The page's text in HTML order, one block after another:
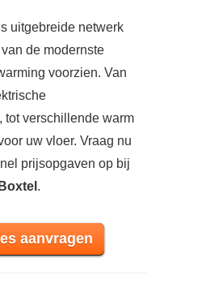
uitgebreide netwerk
de modernste
voorzien. Van
tot verschillende warm
uw vloer. Vraag nu
prijsopgaven op bij
Boxtel .
aanvragen